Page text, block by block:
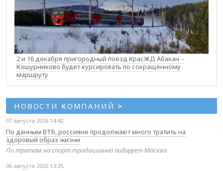
2 и 16 декабря пригородный поезд КрасЖД Абакан –
Кошурниково будет курсировать по сокращенному
маршруту
НОВОСТИ КОМПАНИЙ >
07 августа 2026 14:42
По данным ВТБ, россияне продолжают много тратить на
здоровый образ жизни
По тратам на спорт традиционно лидирует Москва
06 августа 2026 13:25